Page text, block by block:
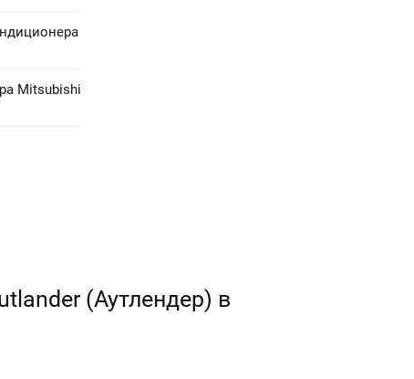
Mitsubishi
(Аутлендер) в